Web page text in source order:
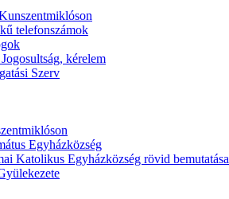
telefonszámok
kérelem
Szerv
Egyházközség
Katolikus Egyházközség rövid bemutatása